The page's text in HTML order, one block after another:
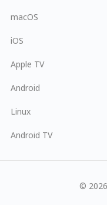
macOS
iOS
Apple TV
Android
Linux
Android TV
©